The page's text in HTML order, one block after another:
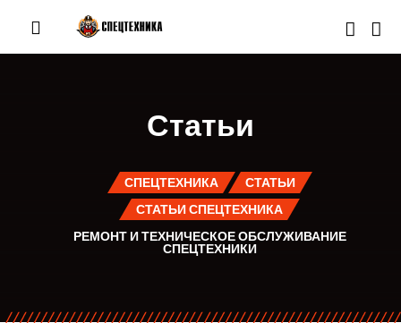
Статьи
СПЕЦТЕХНИКА
СТАТЬИ
СТАТЬИ СПЕЦТЕХНИКА
РЕМОНТ И ТЕХНИЧЕСКОЕ ОБСЛУЖИВАНИЕ
СПЕЦТЕХНИКИ